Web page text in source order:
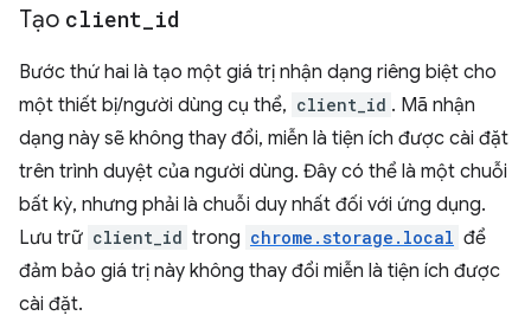
Tạo client id
Bước thứ hai là tạo một giá trị nhận dạng riêng biệt cho
một thiết bị/người dùng cụ thể, client_id . Mã nhận
dạng này sẽ không thay đổi, miễn là tiện ích được cài đặt
trên trình duyệt của người dùng. Đây có thể là một chuỗi
bất kỳ, nhưng phải là chuỗi duy nhất đối với ứng dụng.
Lưu trữ client_id trong chrome.storage.local để
đảm bảo giá trị này không thay đổi miễn là tiện ích được
cài đặt.